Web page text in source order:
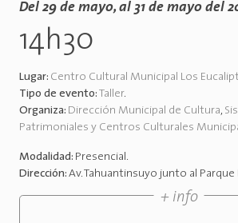
Del 29 de mayo, al 31 de mayo del
14h30
Lugar: Centro Cultural Municipal Los
Tipo de evento: Taller.
Organiza: Dirección Municipal de Cultura,
Patrimoniales y Centros Culturales
Modalidad: Presencial.
Dirección: Av. Tahuantinsuyo junto al
+ info